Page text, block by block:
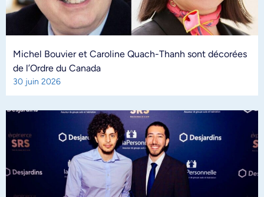
Michel Bouvier et Caroline Quach-Thanh sont décorées
de l’Ordre du Canada
30 juin 2026